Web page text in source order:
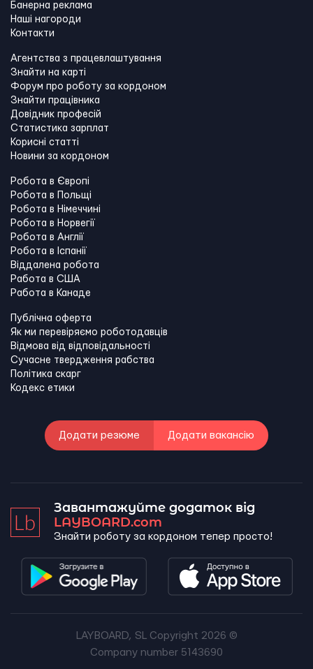
Банерна реклама
Наші нагороди
Контакти
Агентства з працевлаштування
Знайти на карті
Форум про роботу за кордоном
Знайти працівника
Довідник професій
Статистика зарплат
Корисні статті
Новини за кордоном
Робота в Європі
Робота в Польщі
Робота в Німеччині
Робота в Норвегії
Робота в Англії
Робота в Іспанії
Віддалена робота
Работа в США
Работа в Канадe
Публічна оферта
Як ми перевіряємо роботодавців
Відмова від відповідальності
Сучасне твердження рабства
Політика скарг
Кодекс етики
Додати резюме Додати вакансію
Завантажуйте додаток від
LAYBOARD.com
Знайти роботу за кордоном тепер просто!
LAYBOARD, SL Copyright 2026 ©
Company number 5143690